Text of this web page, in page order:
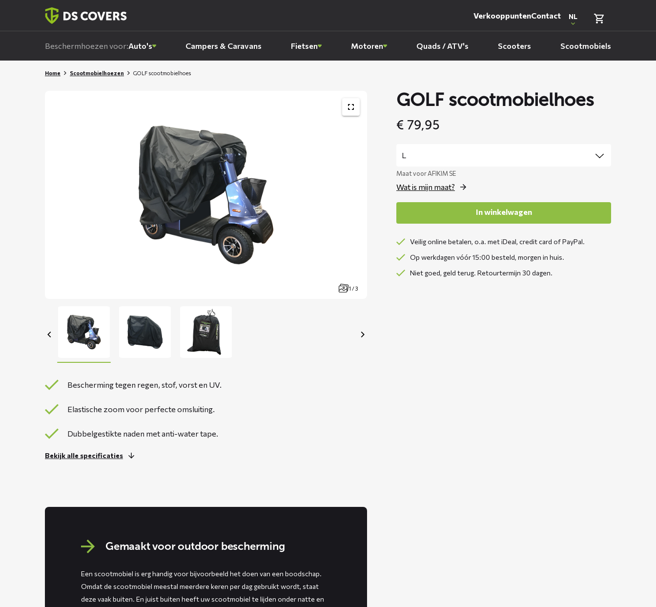
VerkooppuntenContact NL
Beschermhoezen voor:Auto's Campers & Caravans Fietsen Motoren Quads / ATV's Scooters Scootmobiels
Home Scootmobielhoezen GOLF scootmobielhoes
1 / 3
Bescherming tegen regen, stof, vorst en UV.
Elastische zoom voor perfecte omsluiting.
Dubbelgestikte naden met anti-water tape.
Bekijk alle specificaties
GOLF scootmobielhoes
€ 79,95
Maat voor AFIKIM SE
Wat is mijn maat?
In winkelwagen
Veilig online betalen, o.a. met iDeal, credit card of PayPal.
Op werkdagen vóór 15:00 besteld, morgen in huis.
Niet goed, geld terug. Retourtermijn 30 dagen.
Gemaakt voor outdoor bescherming
Een scootmobiel is erg handig voor bijvoorbeeld het doen van een boodschap.
Omdat de scootmobiel meestal meerdere keren per dag gebruikt wordt, staat
deze vaak buiten. En juist buiten heeft uw scootmobiel te lijden onder natte en